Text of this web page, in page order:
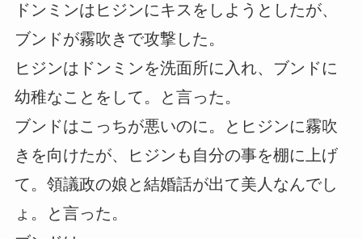
ドンミンはヒジンにキスをしようとしたが、
ブンドが霧吹きで攻撃した。
ヒジンはドンミンを洗面所に入れ、ブンドに
幼稚なことをして。と言った。
ブンドはこっちが悪いのに。とヒジンに霧吹
きを向けたが、ヒジンも自分の事を棚に上げ
て。領議政の娘と結婚話が出て美人なんでし
ょ。と言った。